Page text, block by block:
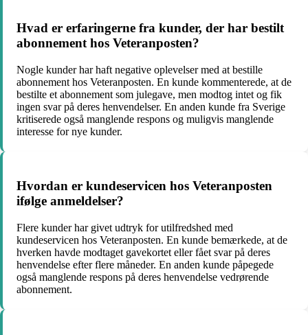
Hvad er erfaringerne fra kunder, der har bestilt
abonnement hos Veteranposten?
Nogle kunder har haft negative oplevelser med at bestille
abonnement hos Veteranposten. En kunde kommenterede, at de
bestilte et abonnement som julegave, men modtog intet og fik
ingen svar på deres henvendelser. En anden kunde fra Sverige
kritiserede også manglende respons og muligvis manglende
interesse for nye kunder.
Hvordan er kundeservicen hos Veteranposten
ifølge anmeldelser?
Flere kunder har givet udtryk for utilfredshed med
kundeservicen hos Veteranposten. En kunde bemærkede, at de
hverken havde modtaget gavekortet eller fået svar på deres
henvendelse efter flere måneder. En anden kunde påpegede
også manglende respons på deres henvendelse vedrørende
abonnement.